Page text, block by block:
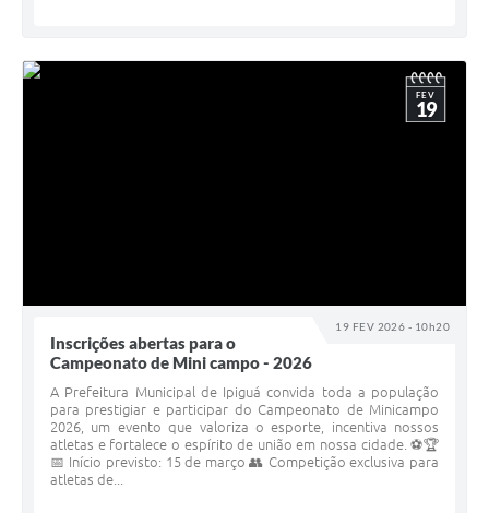
19 FEV 2026 - 10h20
FEV
19
Inscrições abertas para o
Campeonato de Mini campo - 2026
A Prefeitura Municipal de Ipiguá convida toda a população
para prestigiar e participar do Campeonato de Minicampo
2026, um evento que valoriza o esporte, incentiva nossos
atletas e fortalece o espírito de união em nossa cidade. ⚽🏆
📅 Início previsto: 15 de março 👥 Competição exclusiva para
atletas de...